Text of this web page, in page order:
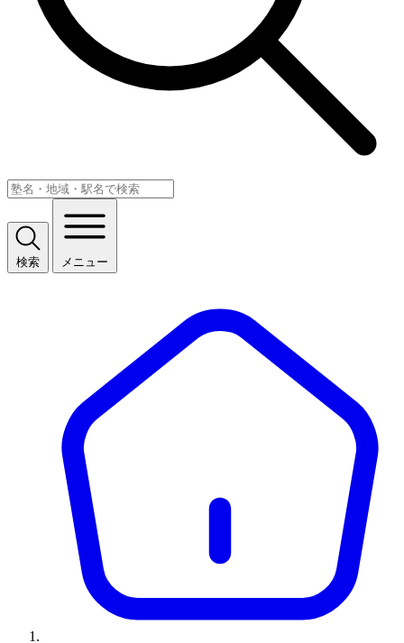
検索 メニュー